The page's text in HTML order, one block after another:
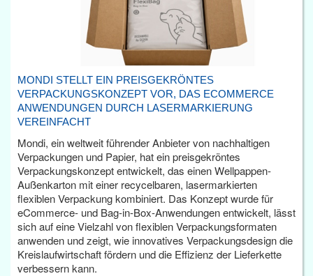
MONDI STELLT EIN PREISGEKRÖNTES
VERPACKUNGSKONZEPT VOR, DAS ECOMMERCE
ANWENDUNGEN DURCH LASERMARKIERUNG
VEREINFACHT
Mondi, ein weltweit führender Anbieter von nachhaltigen
Verpackungen und Papier, hat ein preisgekröntes
Verpackungskonzept entwickelt, das einen Wellpappen-
Außenkarton mit einer recycelbaren, lasermarkierten
flexiblen Verpackung kombiniert. Das Konzept wurde für
eCommerce- und Bag-in-Box-Anwendungen entwickelt, lässt
sich auf eine Vielzahl von flexiblen Verpackungsformaten
anwenden und zeigt, wie innovatives Verpackungsdesign die
Kreislaufwirtschaft fördern und die Effizienz der Lieferkette
verbessern kann.